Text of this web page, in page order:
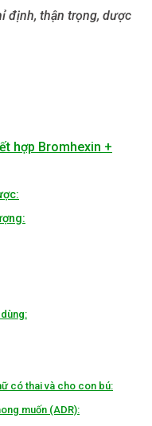
định, thận trọng, dược
hợp Bromhexin +
có thai và cho con bú:
muốn (ADR):